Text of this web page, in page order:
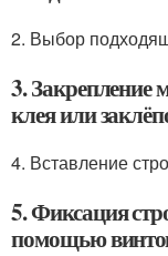
2. Выбор
3. Закрепление
клея или
4. Вставление
5. Фиксация
помощью